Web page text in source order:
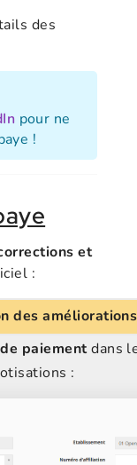
des
pour ne
!
et
:
des améliorations
paiementdans
: